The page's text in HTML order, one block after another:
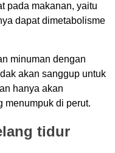
pada makanan, yaitu
dapat dimetabolisme
minuman dengan
akan sanggup untuk
hanya akan
menumpuk di perut.
tidur